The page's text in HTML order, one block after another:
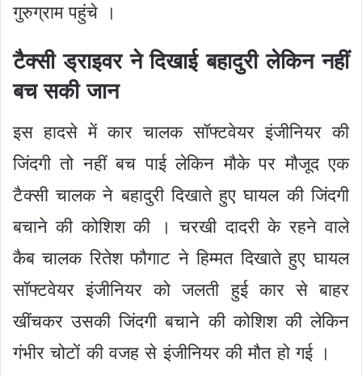
गुरुग्राम पहुंचे ।
टैक्सी ड्राइवर ने दिखाई बहादुरी लेकिन नहीं
बच सकी जान
इस हादसे में कार चालक सॉफ्टवेयर इंजीनियर की
जिंदगी तो नहीं बच पाई लेकिन मौके पर मौजूद एक
टैक्सी चालक ने बहादुरी दिखाते हुए घायल की जिंदगी
बचाने की कोशिश की । चरखी दादरी के रहने वाले
कैब चालक रितेश फौगाट ने हिम्मत दिखाते हुए घायल
सॉफ्टवेयर इंजीनियर को जलती हुई कार से बाहर
खींचकर उसकी जिंदगी बचाने की कोशिश की लेकिन
गंभीर चोटों की वजह से इंजीनियर की मौत हो गई ।